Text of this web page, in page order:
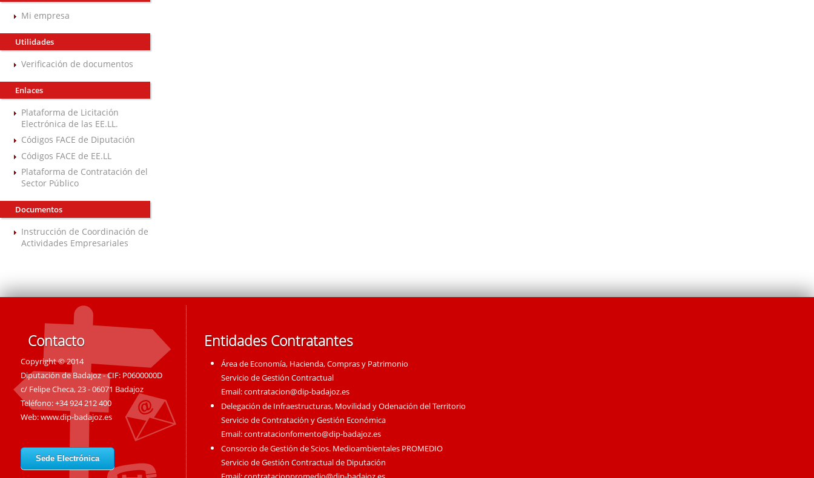
Mi empresa
Utilidades
Verificación de documentos
Enlaces
Plataforma de Licitación
Electrónica de las EE.LL.
Códigos FACE de Diputación
Códigos FACE de EE.LL
Plataforma de Contratación del
Sector Público
Documentos
Instrucción de Coordinación de
Actividades Empresariales
Contacto
Copyright © 2014
Diputación de Badajoz - CIF: P0600000D
c/ Felipe Checa, 23 - 06071 Badajoz
Teléfono: +34 924 212 400
Web:www.dip-badajoz.es
Sede Electrónica
Entidades Contratantes
Área de Economía, Hacienda, Compras y Patrimonio
Servicio de Gestión Contractual
Email:contratacion@dip-badajoz.es
Delegación de Infraestructuras, Movilidad y Odenación del Territorio
Servicio de Contratación y Gestión Económica
Email:contratacionfomento@dip-badajoz.es
Consorcio de Gestión de Scios. Medioambientales PROMEDIO
Servicio de Gestión Contractual de Diputación